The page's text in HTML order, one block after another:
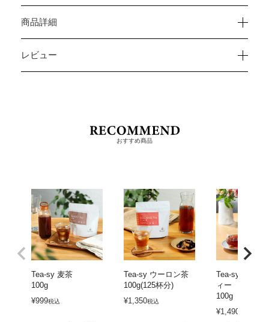
商品詳細
レビュー
おすすめ商品
Tea-sy 麦茶
100g
¥999税込
Tea-sy ウーロン茶
100g(125杯分)
¥1,350税込
Tea-sy ルイボ
ィー
100g
¥1,490